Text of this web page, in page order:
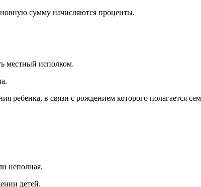
сумму начисляются проценты.
местный исполком.
ребенка, в связи с рождением которого полагается
неполная.
детей.